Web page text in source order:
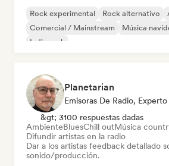
Rock experimental Rock alternativo
Comercial / Mainstream
Música
Indie rock
Planetarian
Emisoras De Radio,
&gt; 3100 respuestas dadas
AmbienteBluesChill outMúsica
Difundir artistas en la radio
Dar a los artistas feedback detallado
sonido/producción.